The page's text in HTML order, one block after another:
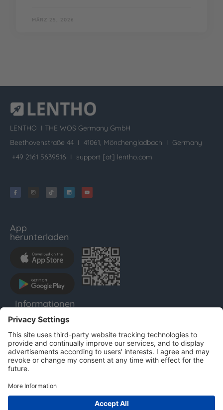
MÄRZ 25, 2026
LENTHO I THE WOS Germany GmbH
Beethovenstraße 44 I 41061, Mönchengladbach I Germany
+49 2161 5639516 I support [at] lentho.com
App
herunterladen
Informationen
LENTHO
Impressum
Datenschutz
AGB
Für Unternehmen